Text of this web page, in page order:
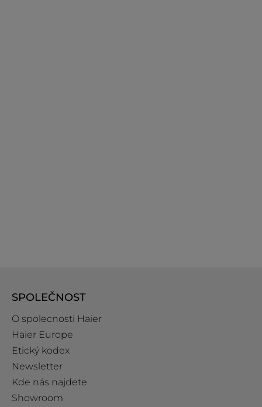
SPOLEČNOST
O spolecnosti Haier
Haier Europe
Etický kodex
Newsletter
Kde nás najdete
Showroom